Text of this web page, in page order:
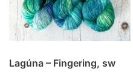
Lagúna – Fingering, sw